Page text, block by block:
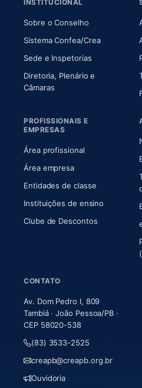
INSTITUCIONAL
Sobre o Conselho(abre em
Sistema Confea/Crea(abre em
Sede e Inspetorias
Diretoria, Plenário e
Câmaras(abre em nova aba)
PROFISSIONAIS E
EMPRESAS
Área profissional
Área empresa
Entidades de classe
Instituições de ensino
Clube de Descontos
CONTATO
Av. Dom Pedro I, 809
Tambiá · João Pessoa/PB ·
CEP 58020-538
(83) 3533-2525
creapb@creapb.org.br
Ouvidoria